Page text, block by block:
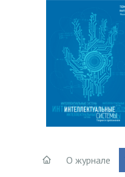
О журнале